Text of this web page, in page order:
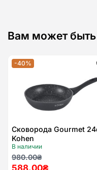
Вам может быть
-40%
Сковорода Gourmet
Kohen
В наличии
980.00₴
Первоначальная
Текущая